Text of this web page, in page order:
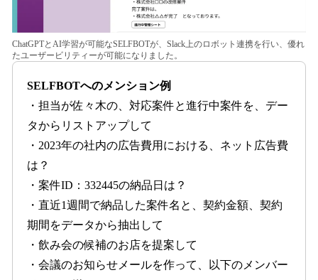
ChatGPTとAI学習が可能なSELFBOTが、Slack上のロボット連携を行い、優れ
たユーザービリティーが可能になりました。
SELFBOTへのメンション例
・担当が佐々木の、対応案件と進行中案件を、デー
タからリストアップして
・2023年の社内の広告費用における、ネット広告費
は？
・案件ID：332445の納品日は？
・直近1週間で納品した案件名と、契約金額、契約
期間をデータから抽出して
・飲み会の候補のお店を提案して
・会議のお知らせメールを作って、以下のメンバー